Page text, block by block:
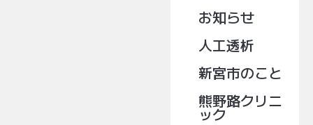
お知らせ
人工透析
新宮市のこと
熊野路クリニ
ック